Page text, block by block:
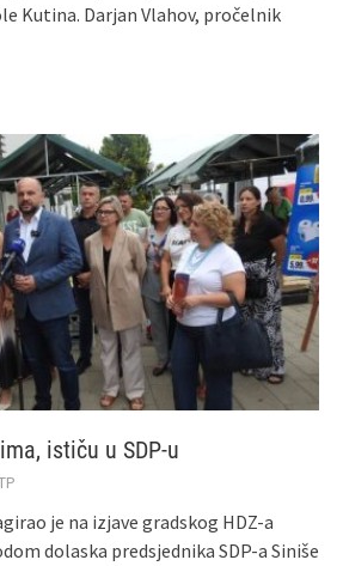
Kutina. Darjan Vlahov, pročelnik
ističu u SDP-u
je na izjave gradskog HDZ-a
dolaska predsjednika SDP-a Siniše